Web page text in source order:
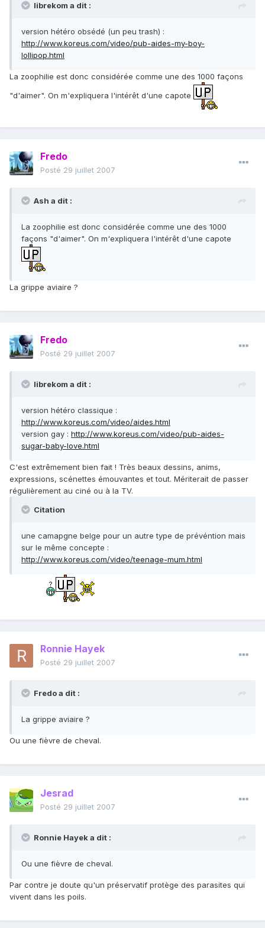
librekom a dit :
version hétéro obsédé (un peu trash) :
http://www.koreus.com/video/pub-aides-my-boy-
lollipop.html
La zoophilie est donc considérée comme une des 1000 façons
"d'aimer". On m'expliquera l'intérêt d'une capote
Fredo
Posté 29 juillet 2007
Ash a dit :
La zoophilie est donc considérée comme une des 1000
façons "d'aimer". On m'expliquera l'intérêt d'une capote
La grippe aviaire ?
Fredo
Posté 29 juillet 2007
librekom a dit :
version hétéro classique :
http://www.koreus.com/video/aides.html
version gay : http://www.koreus.com/video/pub-aides-
sugar-baby-love.html
C'est extrêmement bien fait ! Très beaux dessins, anims,
expressions, scénettes émouvantes et tout. Mériterait de passer
régulièrement au ciné ou à la TV.
Citation
une camapgne belge pour un autre type de prévéntion mais
sur le même concepte :
http://www.koreus.com/video/teenage-mum.html
Ronnie Hayek
Posté 29 juillet 2007
Fredo a dit :
La grippe aviaire ?
Ou une fièvre de cheval.
Jesrad
Posté 29 juillet 2007
Ronnie Hayek a dit :
Ou une fièvre de cheval.
Par contre je doute qu'un préservatif protège des parasites qui
vivent dans les poils.